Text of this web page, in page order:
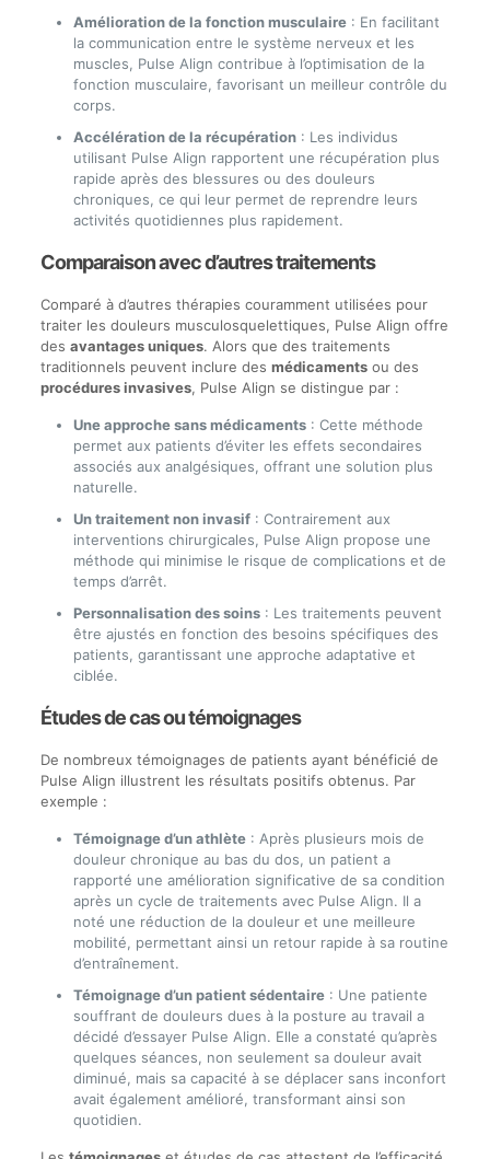
Amélioration de la fonction musculaire: En facilitant
la communication entre le système nerveux et les
muscles, Pulse Align contribue à l’optimisation de la
fonction musculaire, favorisant un meilleur contrôle du
corps.
Accélération de la récupération: Les individus
utilisant Pulse Align rapportent une récupération plus
rapide après des blessures ou des douleurs
chroniques, ce qui leur permet de reprendre leurs
activités quotidiennes plus rapidement.
Comparaison avec d’autres traitements
Comparé à d’autres thérapies couramment utilisées pour
traiter les douleurs musculosquelettiques, Pulse Align offre
des avantages uniques. Alors que des traitements
traditionnels peuvent inclure des médicamentsou des
procédures invasives, Pulse Align se distingue par :
Une approche sans médicaments: Cette méthode
permet aux patients d’éviter les effets secondaires
associés aux analgésiques, offrant une solution plus
naturelle.
Un traitement non invasif: Contrairement aux
interventions chirurgicales, Pulse Align propose une
méthode qui minimise le risque de complications et de
temps d’arrêt.
Personnalisation des soins: Les traitements peuvent
être ajustés en fonction des besoins spécifiques des
patients, garantissant une approche adaptative et
ciblée.
Études de cas ou témoignages
De nombreux témoignages de patients ayant bénéficié de
Pulse Align illustrent les résultats positifs obtenus. Par
exemple :
Témoignage d’un athlète: Après plusieurs mois de
douleur chronique au bas du dos, un patient a
rapporté une amélioration significative de sa condition
après un cycle de traitements avec Pulse Align. Il a
noté une réduction de la douleur et une meilleure
mobilité, permettant ainsi un retour rapide à sa routine
d’entraînement.
Témoignage d’un patient sédentaire: Une patiente
souffrant de douleurs dues à la posture au travail a
décidé d’essayer Pulse Align. Elle a constaté qu’après
quelques séances, non seulement sa douleur avait
diminué, mais sa capacité à se déplacer sans inconfort
avait également amélioré, transformant ainsi son
quotidien.